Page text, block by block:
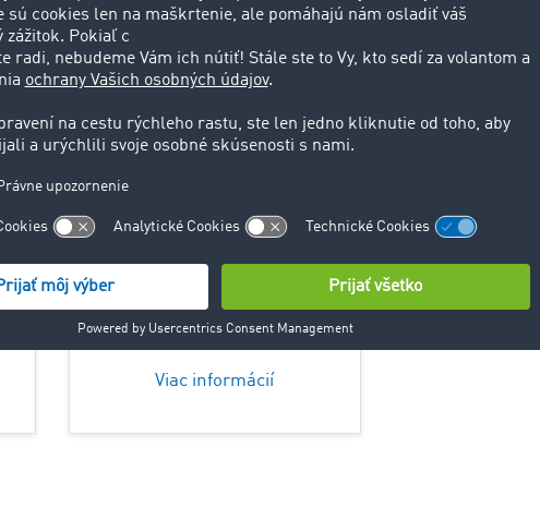
Logistika 1x1
Všetko, čo potrebujete
ložných metrov,
palieta ďalšie.
Viac informácií